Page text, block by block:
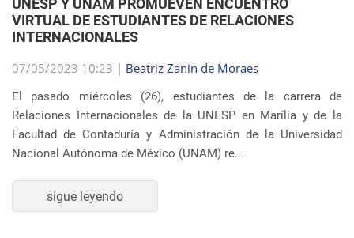
Facultad de Contaduría y Administración de la Universidad
Nacional Autónoma de México (UNAM) re...
sigue leyendo
SEMBLANZA DE LA SEMANA